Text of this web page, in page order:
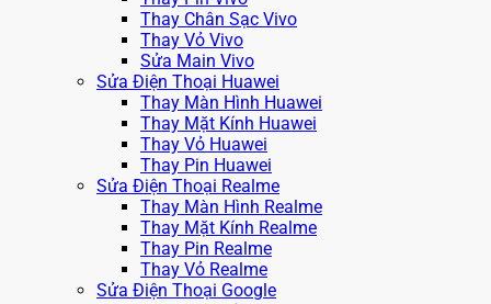
Thay Chân Sạc Vivo
Thay Vỏ Vivo
Sửa Main Vivo
Sửa Điện Thoại Huawei
Thay Màn Hình Huawei
Thay Mặt Kính Huawei
Thay Vỏ Huawei
Thay Pin Huawei
Sửa Điện Thoại Realme
Thay Màn Hình Realme
Thay Mặt Kính Realme
Thay Pin Realme
Thay Vỏ Realme
Sửa Điện Thoại Google